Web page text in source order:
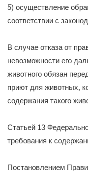
5) осуществление
соответствии с
В случае отказа от
невозможности его
животного обязан
приют для животных,
содержания такого
Статьей 13
требования к
Постановлением